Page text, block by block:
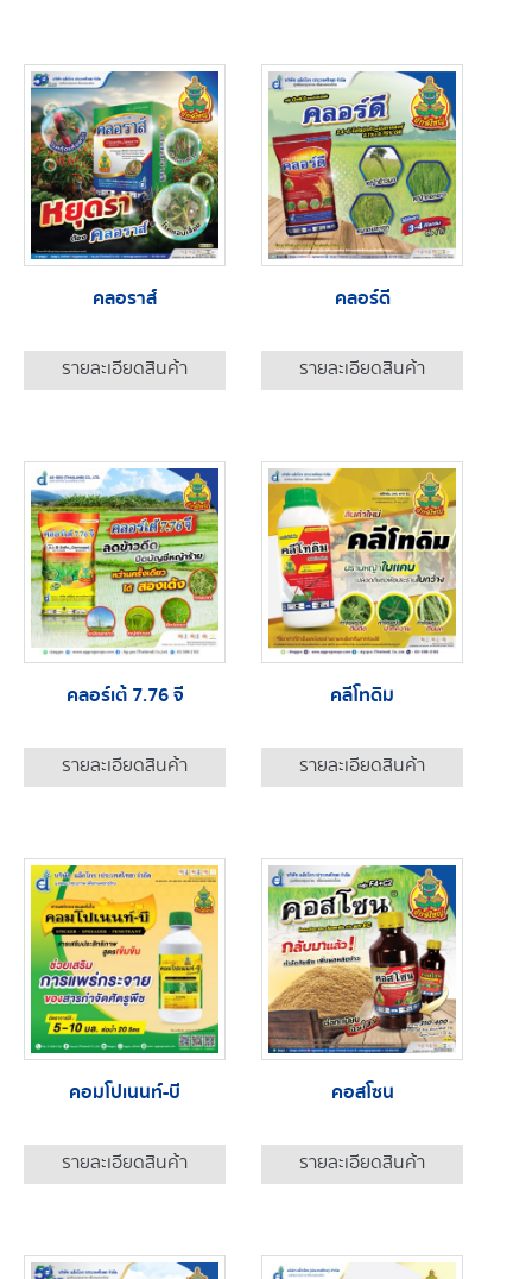
คลอราส์
รายละเอียดสินค้า
คลอร์ดี
รายละเอียดสินค้า
คลอร์เต้ 7.76 จี
รายละเอียดสินค้า
คลีโทดิม
รายละเอียดสินค้า
คอมโปเนนท์-บี
รายละเอียดสินค้า
คอสโซน
รายละเอียดสินค้า